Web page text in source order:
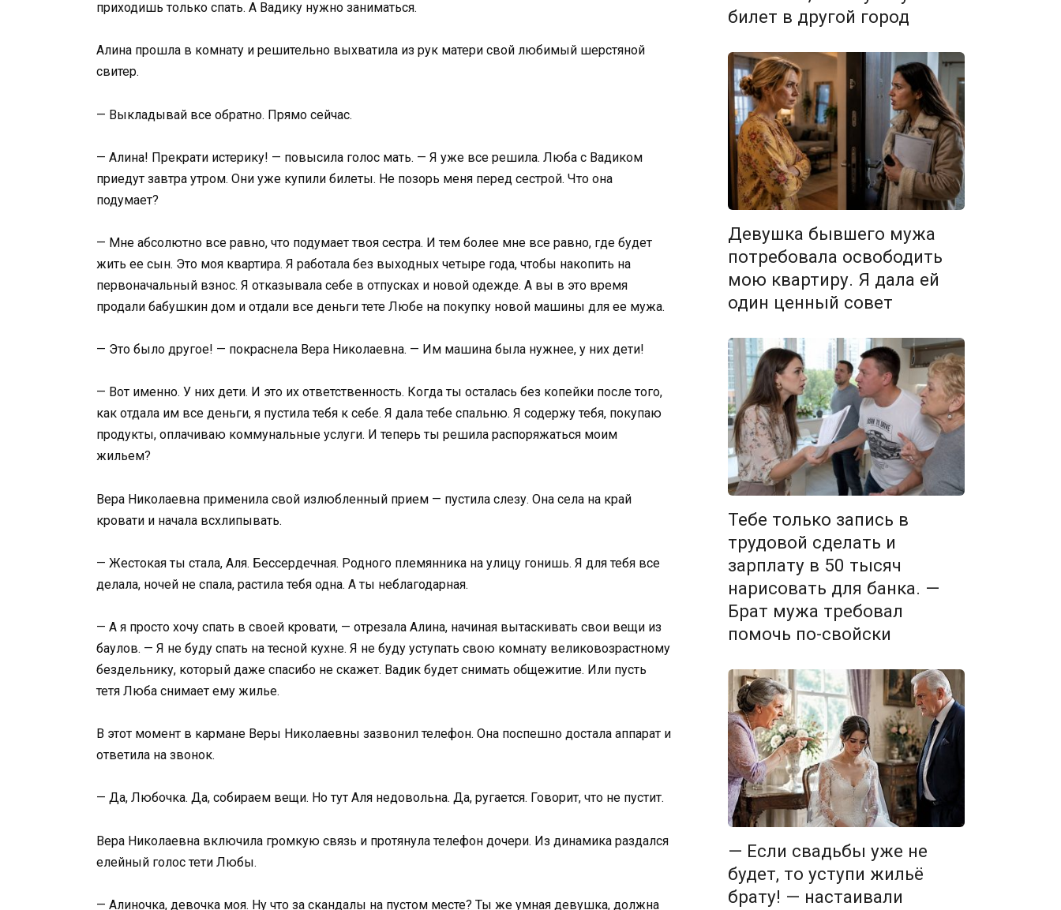
приходишь только спать. А Вадику нужно заниматься.
Алина прошла в комнату и решительно выхватила из рук матери свой любимый шерстяной
свитер.
— Выкладывай все обратно. Прямо сейчас.
— Алина! Прекрати истерику! — повысила голос мать. — Я уже все решила. Люба с Вадиком
приедут завтра утром. Они уже купили билеты. Не позорь меня перед сестрой. Что она
подумает?
— Мне абсолютно все равно, что подумает твоя сестра. И тем более мне все равно, где будет
жить ее сын. Это моя квартира. Я работала без выходных четыре года, чтобы накопить на
первоначальный взнос. Я отказывала себе в отпусках и новой одежде. А вы в это время
продали бабушкин дом и отдали все деньги тете Любе на покупку новой машины для ее мужа.
— Это было другое! — покраснела Вера Николаевна. — Им машина была нужнее, у них дети!
— Вот именно. У них дети. И это их ответственность. Когда ты осталась без копейки после того,
как отдала им все деньги, я пустила тебя к себе. Я дала тебе спальню. Я содержу тебя, покупаю
продукты, оплачиваю коммунальные услуги. И теперь ты решила распоряжаться моим
жильем?
Вера Николаевна применила свой излюбленный прием — пустила слезу. Она села на край
кровати и начала всхлипывать.
— Жестокая ты стала, Аля. Бессердечная. Родного племянника на улицу гонишь. Я для тебя все
делала, ночей не спала, растила тебя одна. А ты неблагодарная.
— А я просто хочу спать в своей кровати, — отрезала Алина, начиная вытаскивать свои вещи из
баулов. — Я не буду спать на тесной кухне. Я не буду уступать свою комнату великовозрастному
бездельнику, который даже спасибо не скажет. Вадик будет снимать общежитие. Или пусть
тетя Люба снимает ему жилье.
В этот момент в кармане Веры Николаевны зазвонил телефон. Она поспешно достала аппарат и
ответила на звонок.
— Да, Любочка. Да, собираем вещи. Но тут Аля недовольна. Да, ругается. Говорит, что не пустит.
Вера Николаевна включила громкую связь и протянула телефон дочери. Из динамика раздался
елейный голос тети Любы.
— Алиночка, девочка моя. Ну что за скандалы на пустом месте? Ты же умная девушка, должна
билет в другой город
Девушка бывшего мужа
потребовала освободить
мою квартиру. Я дала ей
один ценный совет
Тебе только запись в
трудовой сделать и
зарплату в 50 тысяч
нарисовать для банка. —
Брат мужа требовал
помочь по-свойски
— Если свадьбы уже не
будет, то уступи жильё
брату! — настаивали